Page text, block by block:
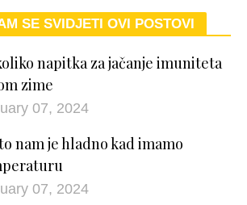
SE SVIDJETI OVI POSTOVI
napitka za jačanje imuniteta
zime
07, 2024
nam je hladno kad imamo
07, 2024